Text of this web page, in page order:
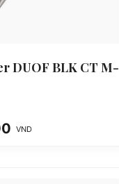
DUOF BLK CT M-
VND